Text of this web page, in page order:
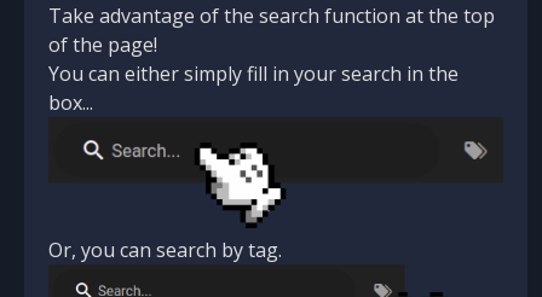
Take advantage of the search function at the top
of the page!
You can either simply fill in your search in the
box...
Or, you can search by tag.